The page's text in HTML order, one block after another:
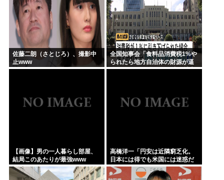
佐藤二朗（さとじろ）、撮影中
止www
全国知事会「食料品消費税1%や
られたら地方自治体の財源が逼
迫してしまう 」…この流れ地方
【画像】男の一人暮らし部屋、
結局このあたりが最強www
高橋洋一「円安は近隣窮乏化。
日本には得でも米国には迷惑だ
った」